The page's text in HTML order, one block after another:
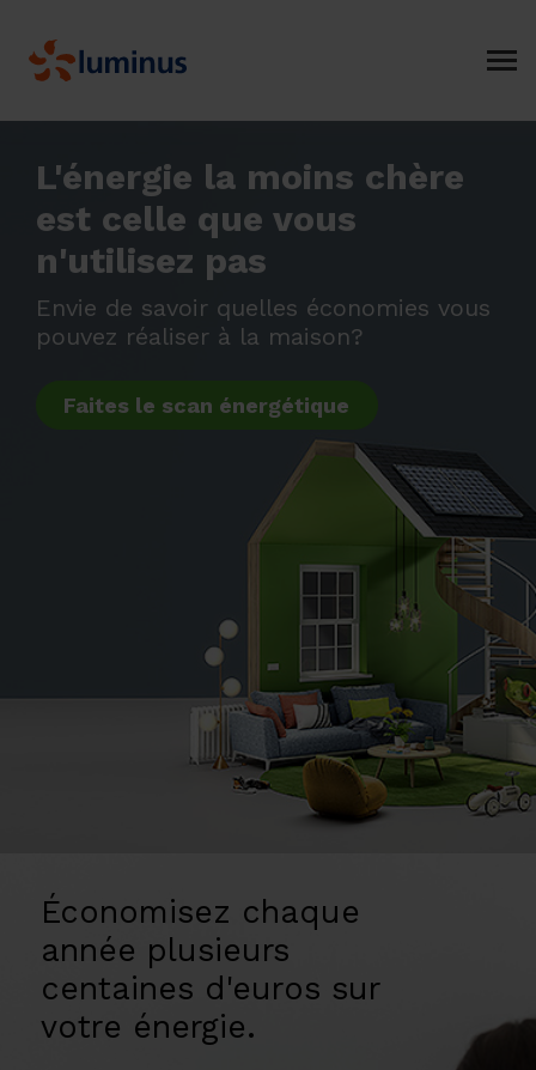
L'énergie la moins chère
est celle que vous
n'utilisez pas
Envie de savoir quelles économies vous
pouvez réaliser à la maison?
Faites le scan énergétique
Économisez chaque
année plusieurs
centaines d'euros sur
votre énergie.